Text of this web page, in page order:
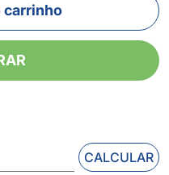
carrinho
CALCULAR